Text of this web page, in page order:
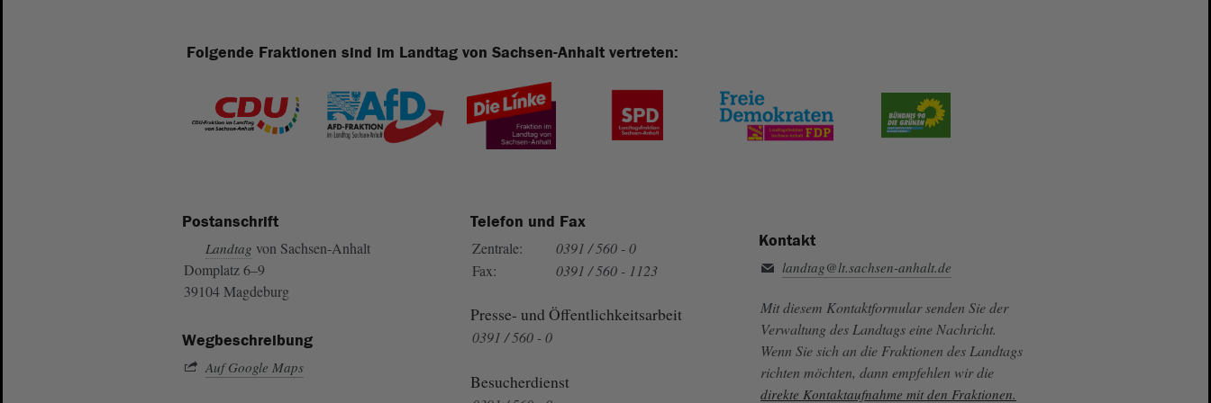
Folgende Fraktionen sind im Landtag von Sachsen-Anhalt vertreten:
Postanschrift
Landtag von Sachsen-Anhalt
Domplatz 6–9
39104 Magdeburg
Wegbeschreibung
Auf Google Maps
Telefon und Fax
Zentrale:
0391 / 560 - 0
Fax:
0391 / 560 - 1123
Presse- und Öffentlichkeitsarbeit
0391 / 560 - 0
Besucherdienst
Kontakt
landtag@lt.sachsen-anhalt.de
Mit diesem Kontaktformular senden Sie der
Verwaltung des Landtags eine Nachricht.
Wenn Sie sich an die Fraktionen des Landtags
richten möchten, dann empfehlen wir die
direkte Kontaktaufnahme mit den Fraktionen.